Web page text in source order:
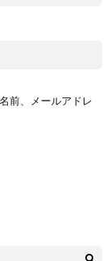
前、メールアドレ